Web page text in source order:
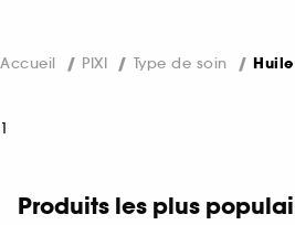
Accueil PIXI Type de soin
1
Produits les plus